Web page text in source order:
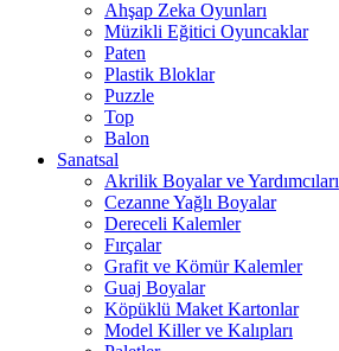
Ahşap Zeka Oyunları
Müzikli Eğitici Oyuncaklar
Paten
Plastik Bloklar
Puzzle
Top
Balon
Sanatsal
Akrilik Boyalar ve Yardımcıları
Cezanne Yağlı Boyalar
Dereceli Kalemler
Fırçalar
Grafit ve Kömür Kalemler
Guaj Boyalar
Köpüklü Maket Kartonlar
Model Killer ve Kalıpları